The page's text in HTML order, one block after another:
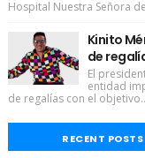
Hospital Nuestra Señora
Kinito
de
El
entidad
de regalías con el
RECENT POSTS